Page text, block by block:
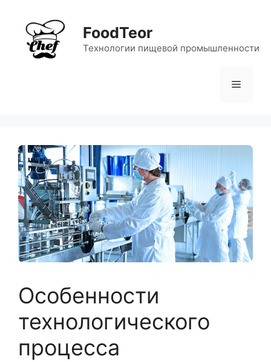
содержимому
FoodTeor
Технологии пищевой промышленности
Меню
Особенности
технологического
процесса